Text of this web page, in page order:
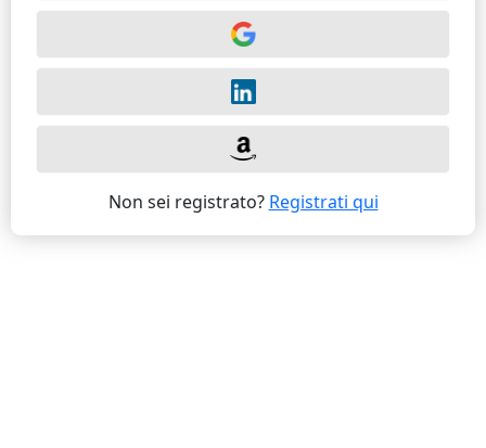
Non sei registrato? Registrati qui